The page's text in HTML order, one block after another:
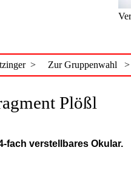
> Zur Gruppenwahl >
Plößl
fach verstellbares Okular.